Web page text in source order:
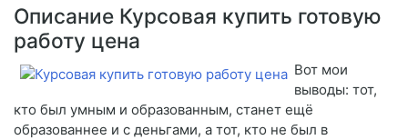
Описание Курсовая купить готовую
работу цена
Вот мои
выводы: тот,
кто был умным и образованным, станет ещё
образованнее и с деньгами, а тот, кто не был в